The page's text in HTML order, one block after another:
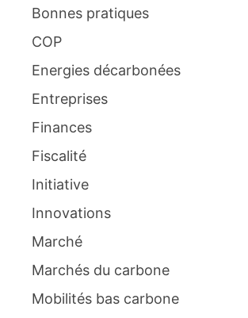
Bonnes pratiques
COP
Energies décarbonées
Entreprises
Finances
Fiscalité
Initiative
Innovations
Marché
Marchés du carbone
Mobilités bas carbone